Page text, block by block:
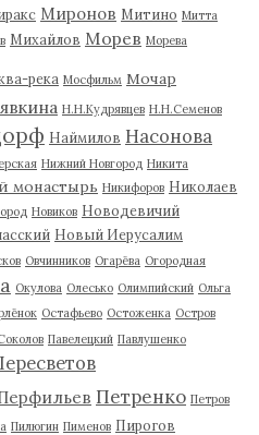
Миронов Митино Митта
Михайлов Морев Морева
река Мосфильм Мочар
Н.Н.Кудрявцев Н.Н.Семенов
Наймилов Насонова
Нижний Новгород Никита
монастырь Никифоров Николаев
Новиков Новодевичий
Новый Иерусалим
Овчинников Огарёва Огородная
Окулова Олесько Олимпийский Ольга
Остафьево Остоженка Остров
Павелецкий Павлушенко
Петренко Петров
Пилюгин Пименов Пирогов